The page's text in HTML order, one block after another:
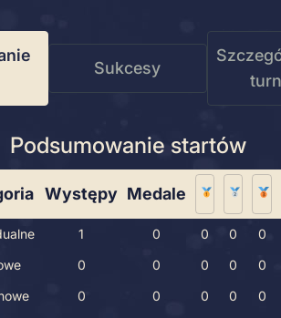
Sukcesy
Podsumowanie startów
Występy Medale
1 0 0 0
0
0 0 0 0
0
0 0 0 0
0